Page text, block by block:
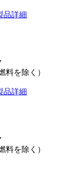
品詳細
料を除く）
品詳細
料を除く）